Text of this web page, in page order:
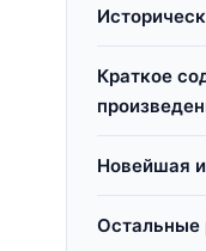
Краткое
Новейшая
Остальные